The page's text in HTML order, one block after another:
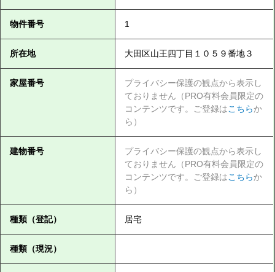
物件番号 1
所在地 大田区山王四丁目１０５９番地３
家屋番号
プライバシー保護の観点から表示し
ておりません（PRO有料会員限定の
コンテンツです。ご登録はこちらか
ら）
建物番号
プライバシー保護の観点から表示し
ておりません（PRO有料会員限定の
コンテンツです。ご登録はこちらか
ら）
種類（登記） 居宅
種類（現況）